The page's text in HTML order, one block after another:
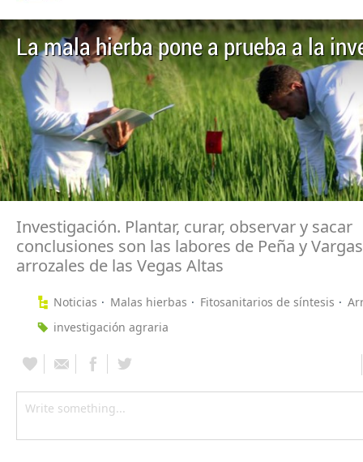
La mala hierba pone a prueba a la
Investigación. Plantar, curar, observar y sacar
conclusiones son las labores de Peña y
arrozales de las Vegas Altas
Noticias Malas hierbas Fitosanitarios de síntesis
investigación agraria